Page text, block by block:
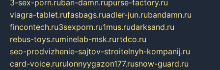
3-sex-porn.ruban-damn.rupurse-factory.ru
viagra-tablet.rufasbags.ruadler-jun.rubandamn.ru
fincontech.ru3sexporn.ru1mus.rudarksand.ru
rebus-toys.ruminelab-msk.rurtdco.ru
seo-prodvizhenie-sajtov-stroitelnyh-kompanij.ru
card-voice.rurulonnyygazon177.rusnow-guard.ru